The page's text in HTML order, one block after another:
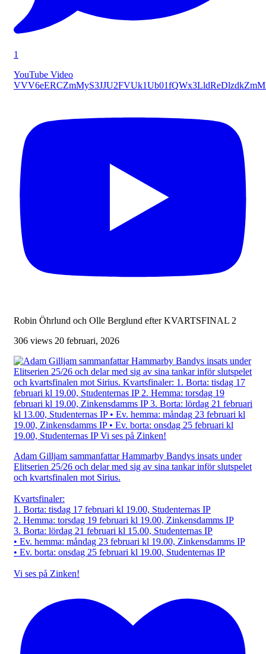
1
YouTube Video
Robin Öhrlund och Olle Berglund efter KVARTSFINAL 2
306 views 20 februari, 2026
Adam Gilljam sammanfattar Hammarby Bandys insats under
Elitserien 25/26 och delar med sig av sina tankar inför slutspelet
och kvartsfinalen mot Sirius.
Kvartsfinaler:
1. Borta: tisdag 17 februari kl 19.00, Studenternas IP
2. Hemma: torsdag 19 februari kl 19.00, Zinkensdamms IP
3. Borta: lördag 21 februari kl 15.00, Studenternas IP
• Ev. hemma: måndag 23 februari kl 19.00, Zinkensdamms IP
• Ev. borta: onsdag 25 februari kl 19.00, Studenternas IP
Vi ses på Zinken!